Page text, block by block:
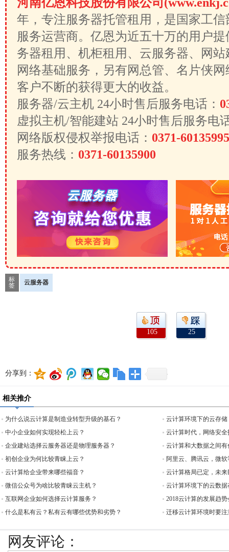
年，专注服务器托管租用，是国家工
服务运营商。亿恩为近五十万的用户
务器租用、机柜租用、云服务器、网
网络基础服务，另有网总管、名片侠
客户不断的获得更大的收益。
服务器/云主机 24小时售后服务电话：
虚拟主机/智能建站 24小时售后服务电
网络版权侵权举报电话： 0371-60135995
服务热线： 0371-60135900
标
签
云服务器
105 25
分享到：
相关推介
为什么说云计算是制造业转型升级的基石？
中小企业如何实现轻松上云？
企业建站选择云服务器还是物理服务器？
初创企业为何比较青睐上云？
云计算给企业带来哪些福音？
微信公众号为啥比较青睐云主机？
互联网企业如何选择云计算服务？
什么是私有云？私有云有哪些优势和劣势？
云计算环境下的云存储
云计算时代，网络安
云计算和大数据之间
阿里云、腾讯云，微
云计算格局已定，未
云计算环境下的云数
2018云计算的发展趋
迁移云计算环境时要
网友评论：